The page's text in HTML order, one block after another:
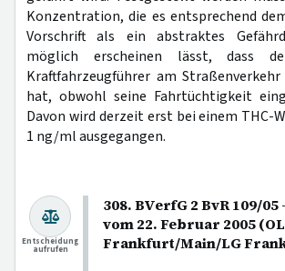
Konzentration, die es entsprechend
Vorschrift als ein abstraktes
möglich erscheinen lässt, dass
Kraftfahrzeugführer am
hat, obwohl seine Fahrtüchtigkeit
Davon wird derzeit erst bei einem THC-
1 ng/ml ausgegangen.
308. BVerfG 2 BvR 109/05
vom 22. Februar 2005
Frankfurt/Main/LG
Entscheidung
aufrufen